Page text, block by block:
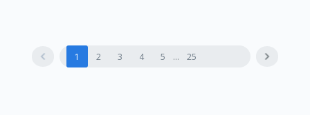
1 2 3 4 5 25